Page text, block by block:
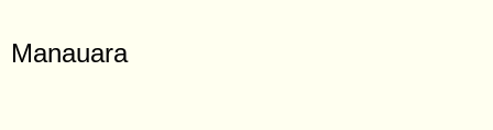
Manauara